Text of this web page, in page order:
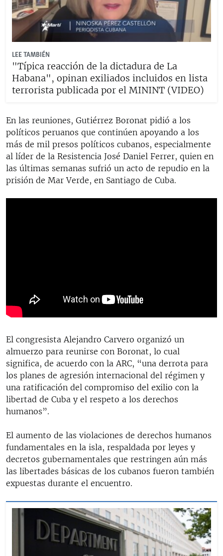
LEE TAMBIÉN
"Típica reacción de la dictadura de La
Habana", opinan exiliados incluidos en lista
terrorista publicada por el MININT (VIDEO)
En las reuniones, Gutiérrez Boronat pidió a los
políticos peruanos que continúen apoyando a los
más de mil presos políticos cubanos, especialmente
al líder de la Resistencia José Daniel Ferrer, quien en
las últimas semanas sufrió un acto de repudio en la
prisión de Mar Verde, en Santiago de Cuba.
El congresista Alejandro Carvero organizó un
almuerzo para reunirse con Boronat, lo cual
significa, de acuerdo con la ARC, “una derrota para
los planes de agresión internacional del régimen y
una ratificación del compromiso del exilio con la
libertad de Cuba y el respeto a los derechos
humanos”.
El aumento de las violaciones de derechos humanos
fundamentales en la isla, respaldada por leyes y
decretos gubernamentales que restringen aún más
las libertades básicas de los cubanos fueron también
expuestas durante el encuentro.